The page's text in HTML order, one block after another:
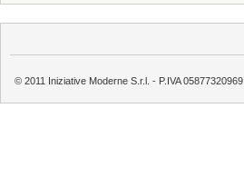
© 2011 Iniziative Moderne S.r.l. - P.IVA 05877320969